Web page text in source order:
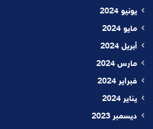
يونيو 2024
مايو 2024
أبريل 2024
مارس 2024
فبراير 2024
يناير 2024
ديسمبر 2023